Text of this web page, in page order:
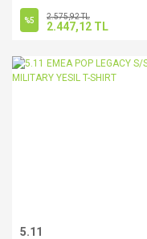
%5 2.575,92 TL
2.447,12 TL
5.11